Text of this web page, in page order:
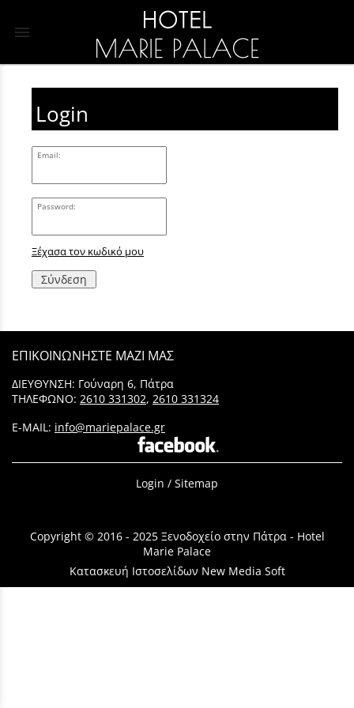
menu
Login
Email:
Password:
Ξέχασα τον κωδικό μου
Σύνδεση
ΕΠΙΚΟΙΝΩΝΗΣΤΕ ΜΑΖΙ ΜΑΣ
ΔΙΕΥΘΥΝΣΗ: Γούναρη 6, Πάτρα
ΤΗΛΕΦΩΝΟ: 2610 331302, 2610 331324
E-MAIL: info@mariepalace.gr
Login / Sitemap
Copyright © 2016 - 2025 Ξενoδοχείο στην Πάτρα - Hotel
Marie Palace
Κατασκευή Ιστοσελίδων New Media Soft